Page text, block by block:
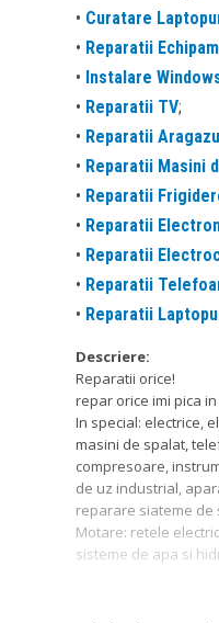
• Curatare
• Reparatii
• Instalare
• Reparatii TV;
• Reparatii
• Reparatii Masini
• Reparatii
• Reparatii
• Reparatii
• Reparatii
• Reparatii
Descriere:
Reparatii orice!
repar orice imi pica
In special: electrice,
masini de spalat,
compresoare,
de uz industrial,
reparare siateme de
Motare: retele
sisteme de apa si
industriala, mobilier